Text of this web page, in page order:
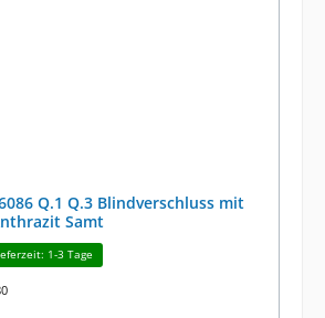
Q.1 Q.3 Blindverschluss mit
Samt
1-3 Tage